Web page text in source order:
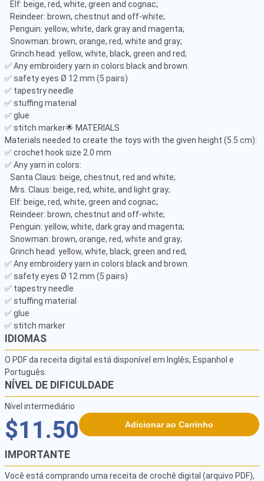
✅ Any embroidery yarn in colors black and brown.
✅ safety eyes Ø 12 mm (5 pairs)
✅ tapestry needle
✅ stuffing material
✅ glue
✅ stitch marker🌟 MATERIALS
Materials needed to create the toys with the given height (5.5 cm):
✅ crochet hook size 2.0 mm
✅ Any yarn in colors:
✅ Any embroidery yarn in colors black and brown.
✅ safety eyes Ø 12 mm (5 pairs)
✅ tapestry needle
✅ stuffing material
✅ glue
✅ stitch marker
IDIOMAS
O PDF da receita digital está disponível em Inglês, Espanhol e
Português.
NÍVEL DE DIFICULDADE
Nível intermediário
$11.50 Adicionar ao Carrinho
IMPORTANTE
Você está comprando uma receita de crochê digital (arquivo PDF),